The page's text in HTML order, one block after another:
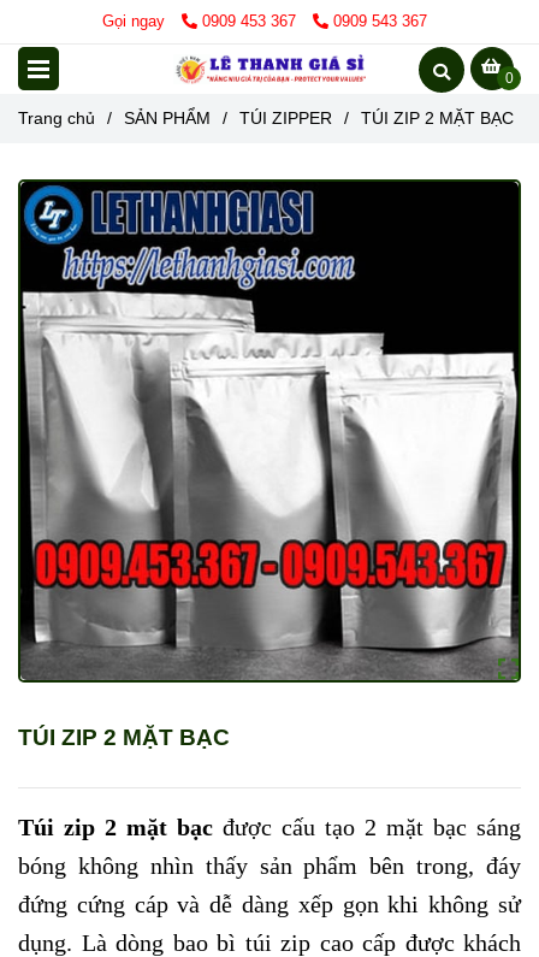
Gọi ngay 0909 453 367 0909 543 367
0
Trang chủ / SẢN PHẨM / TÚI ZIPPER / TÚI ZIP 2 MẶT BẠC
TÚI ZIP 2 MẶT BẠC
Túi zip 2 mặt bạc được cấu tạo 2 mặt bạc sáng
bóng không nhìn thấy sản phẩm bên trong, đáy
đứng cứng cáp và dễ dàng xếp gọn khi không sử
dụng. Là dòng bao bì túi zip cao cấp được khách